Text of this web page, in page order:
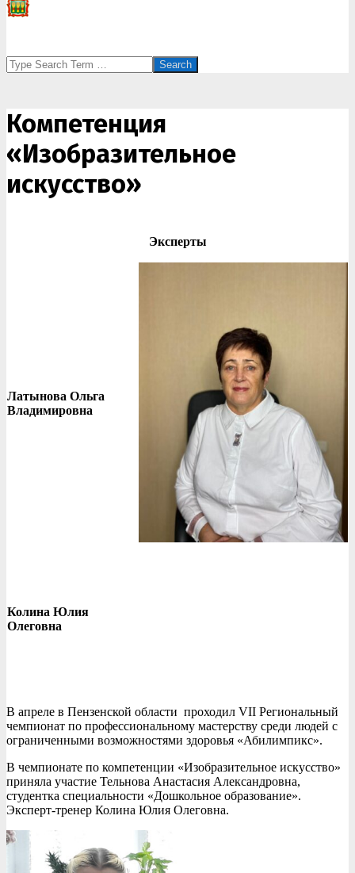
Search
Компетенция
«Изобразительное
искусство»
Эксперты
Латынова Ольга
Владимировна
Колина Юлия
Олеговна
В апреле в Пензенской области проходил VII Региональный
чемпионат по профессиональному мастерству среди людей с
ограниченными возможностями здоровья «Абилимпикс».
В чемпионате по компетенции «Изобразительное искусство»
приняла участие Тельнова Анастасия Александровна,
студентка специальности «Дошкольное образование».
Эксперт-тренер Колина Юлия Олеговна.